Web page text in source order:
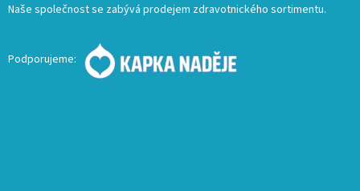
Naše společnost se zabývá prodejem zdravotnického sortimentu.
Podporujeme: